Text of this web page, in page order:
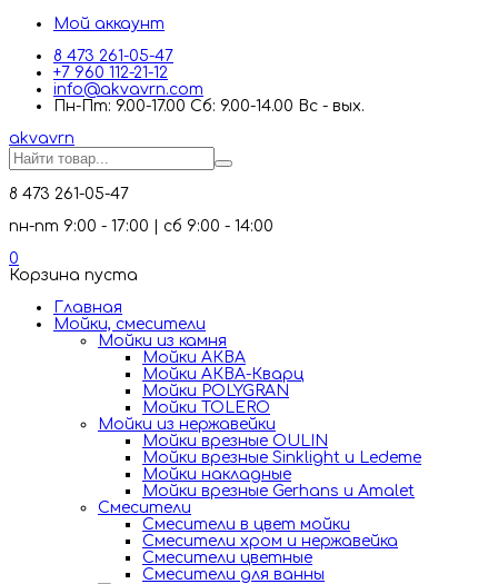
Мой аккаунт
8 473 261-05-47
+7 960 112-21-12
info@akvavrn.com
Пн-Пт: 9.00-17.00 Сб: 9.00-14.00 Вс - вых.
akvavrn
8 473 261-05-47
пн-пт 9:00 - 17:00 | сб 9:00 - 14:00
0
Корзина пуста
Главная
Мойки, смесители
Mойки из камня
Мойки АКВА
Мойки АКВА-Кварц
Мойки POLYGRAN
Мойки TOLERO
Мойки из нержавейки
Мойки врезные OULIN
Мойки врезные Sinklight и Ledeme
Мойки накладные
Мойки врезные Gerhans и Amalet
Смесители
Смесители в цвет мойки
Смесители хром и нержавейка
Смесители цветные
Смесители для ванны